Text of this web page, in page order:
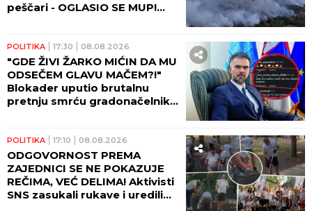
peščari - OGLASIO SE MUP!
POLITIKA 17:30 08.08.2026
"GDE ŽIVI ŽARKO MIĆIN DA MU
ODSEČEM GLAVU MAČEM?!"
Blokader uputio brutalnu
pretnju smrću gradonačelniku
POLITIKA 17:10 08.08.2026
ODGOVORNOST PREMA
ZAJEDNICI SE NE POKAZUJE
REČIMA, VEĆ DELIMA! Aktivisti
SNS zasukali rukave i uredili